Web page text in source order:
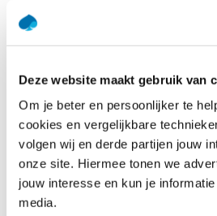
Deze website maakt gebruik van
Om je beter en persoonlijker te
cookies en vergelijkbare
volgen wij en derde partijen jouw
onze site. Hiermee tonen we
jouw interesse en kun je
media.
dat kunnen toepassen. Houd
moet maken.
Stel vragen! Je helpt jezelf, de
ermee om er alles uit te halen.
Je zult zien dat je niet
maar alert en kritisch. Succes!